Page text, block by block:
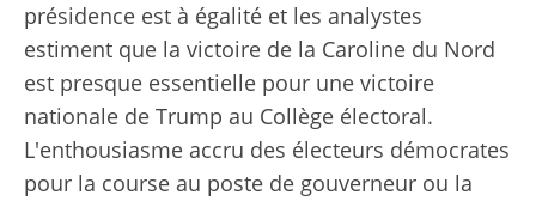
présidence est à égalité et les analystes
estiment que la victoire de la Caroline du Nord
est presque essentielle pour une victoire
nationale de Trump au Collège électoral.
L'enthousiasme accru des électeurs démocrates
pour la course au poste de gouverneur ou la